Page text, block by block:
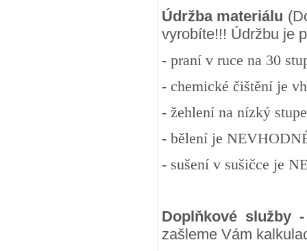
Údržba materiálu
vyrobíte!!! Údržbu je
- praní v ruce na 30
- chemické čištění je
- žehlení na nízký
- bělení je
- sušení v sušičce je
Doplňkové služby
zašleme Vám